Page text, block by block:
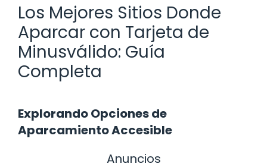
Los Mejores Sitios Donde
Aparcar con Tarjeta de
Minusválido: Guía
Completa
Explorando Opciones de
Aparcamiento Accesible
Anuncios